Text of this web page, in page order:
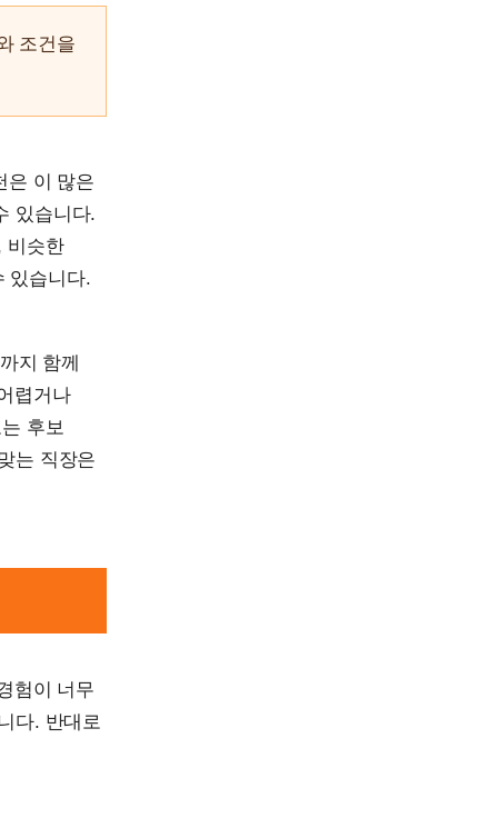
조건을
은 이 많은
있습니다.
비슷한
있습니다.
지 함께
렵거나
후보
는 직장은
험이 너무
다. 반대로